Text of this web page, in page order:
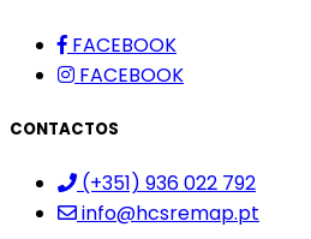
FACEBOOK
FACEBOOK
CONTACTOS
(+351) 936 022 792
info@hcsremap.pt